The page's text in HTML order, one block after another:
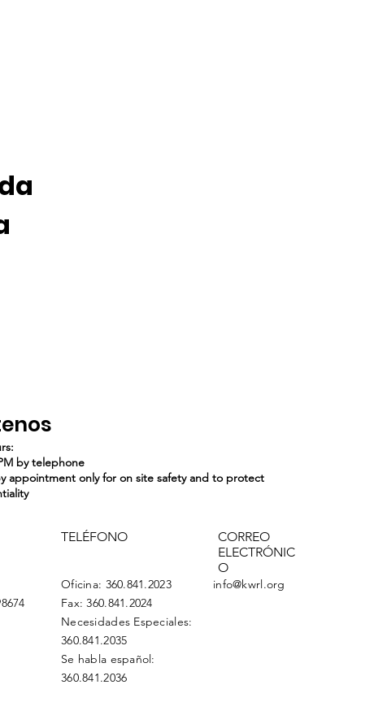
by telephone
appointment only for on site safety and to protect
TELÉFONO
Oficina: 360.841.2023
Fax: 360.841.2024
Necesidades Especiales:
360.841.2035
Se habla español:
360.841.2036
CORREO
ELECTRÓNIC
O
info@kwrl.org